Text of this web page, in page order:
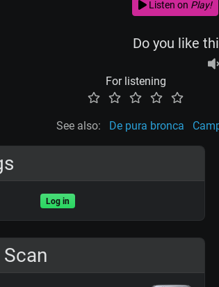
Listen on Play!
Do you like
For listening
See also: De pura bronca
Log in